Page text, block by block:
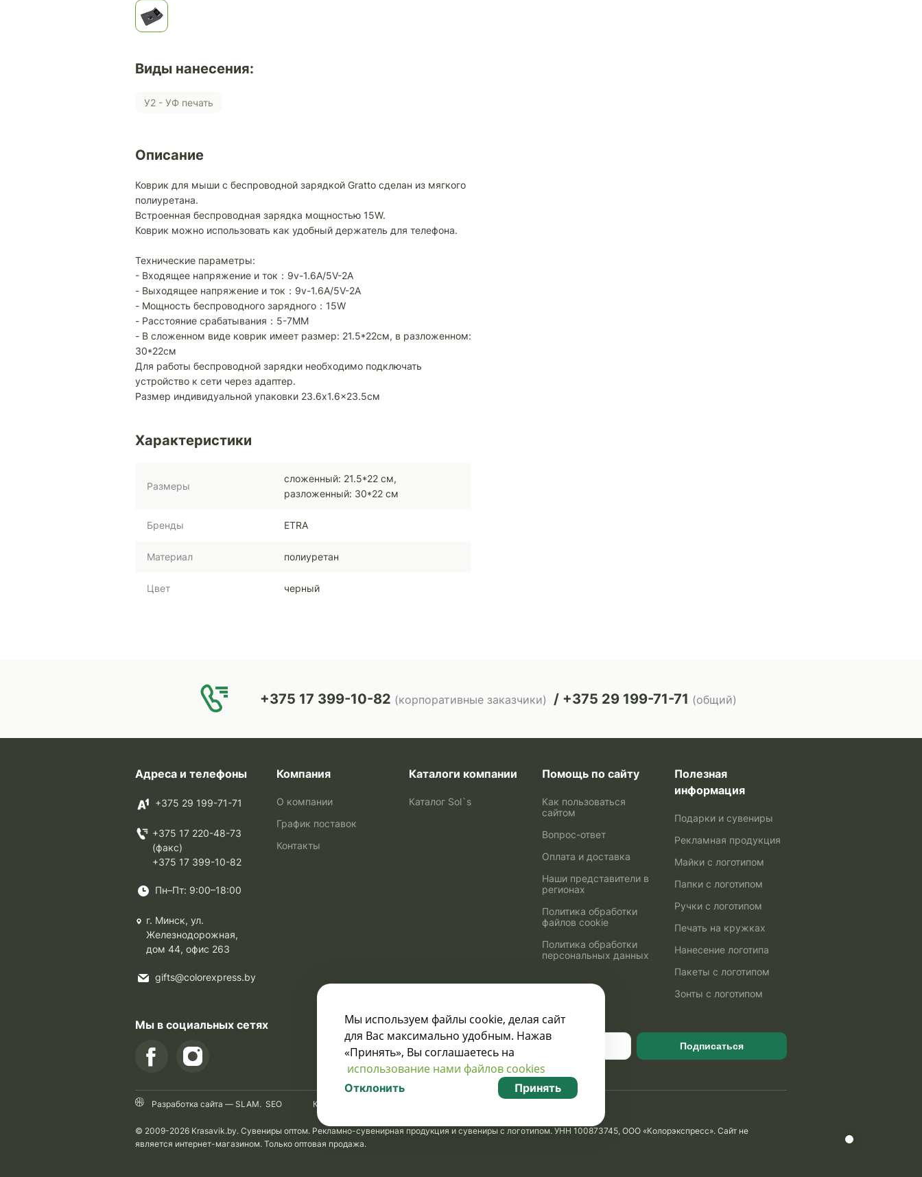
Виды нанесения:
У2 - УФ печать
Описание
Коврик для мыши с беспроводной зарядкой Gratto сделан из мягкого
полиуретана.
Встроенная беспроводная зарядка мощностью 15W.
Коврик можно использовать как удобный держатель для телефона.
Технические параметры:
- Входящее напряжение и ток：9v-1.6A/5V-2A
- Выходящее напряжение и ток：9v-1.6A/5V-2A
- Мощность беспроводного зарядного：15W
- Расстояние срабатывания：5-7MM
- В сложенном виде коврик имеет размер: 21.5*22см, в разложенном:
30*22см
Для работы беспроводной зарядки необходимо подключать
устройство к сети через адаптер.
Размер индивидуальной упаковки 23.6x1.6x23.5см
Характеристики
Размеры
сложенный: 21.5*22 см,
разложенный: 30*22 см
Бренды ETRA
Материал полиуретан
Цвет черный
+375 17 399-10-82 (корпоративные заказчики) +375 29 199-71-71 (общий)
Адреса и телефоны
+375 29 199-71-71
+375 17 220-48-73
(факс)
+375 17 399-10-82
Пн–Пт: 9:00–18:00
г. Минск, ул.
Железнодорожная,
дом 44, офис 263
gifts@colorexpress.by
Компания
О компании
График поставок
Контакты
Каталоги компании
Каталог Sol`s
Помощь по сайту
Как пользоваться
сайтом
Вопрос-ответ
Оплата и доставка
Наши представители в
регионах
Политика обработки
файлов cookie
Политика обработки
персональных данных
Полезная
информация
Подарки и сувениры
Рекламная продукция
Майки с логотипом
Папки с логотипом
Ручки с логотипом
Печать на кружках
Нанесение логотипа
Пакеты с логотипом
Зонты с логотипом
Узнавайте о скидках
и акциях:
Подписаться
Мы в социальных сетях
Карта сайта
© 2009-2026 Krasavik.by. Сувениры оптом. Рекламно-сувенирная продукция и сувениры с логотипом. УНН 100873745, ООО «Колорэкспресс». Сайт не
является интернет-магазином. Только оптовая продажа.
Разработка сайта — SLAM. SEO
Мы используем файлы cookie, делая сайт
для Вас максимально удобным. Нажав
«Принять», Вы соглашаетесь на
использование нами файлов cookies
Отклонить Принять